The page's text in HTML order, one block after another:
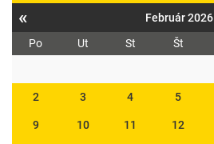
« Február 2026
Po Ut St Št
2 3 4 5
9 10 11 12